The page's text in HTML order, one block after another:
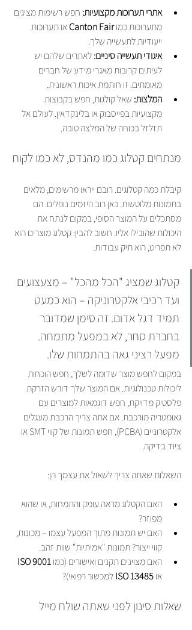
אתרי תערוכות מקצועיות: חפש רשימות מציגים
מתערוכות כמו Canton Fair או תערוכות
ייעודיות לתעשייה שלך.
איגודי תעשייה סיניים: לאתרים שלהם יש
לעיתים קרובות מאגרי מידע של חברים
מאומתים. זו חותמת איכות ראשונית.
המלצות: שאל קולגות, חפש בקבוצות
מקצועיות בפייסבוק או בלינקדאין. לעולם אל
תזלזל בכוחה של המלצה טובה.
מנתחים קטלוג כמו מהנדס, לא כמו לקוח
קיבלת כמה קטלוגים. רובם ייראו מרשימים, מלאים
בתמונות מלוטשות. כאן רוב היזמים נופלים. הם
מסתכלים על המוצר הסופי, במקום לנתח את
היכולות שהובילו אליו. חשוב להבין: קטלוג מוצרים הוא
לא תפריט, הוא תיק עבודות.
קטלוג שמציג "הכל מהכל" – מצעצועים
ועד רכיבי אלקטרוניקה – הוא כמעט
תמיד דגל אדום. זה סימן שמדובר
בחברת סחר, לא במפעל מתמחה.
מפעל רציני גאה בהתמחות שלו.
במקום לחפש מוצר שדומה לשלך, חפש הוכחות
ליכולות טכנולוגיות. אם המוצר שלך דורש הזרקת
פלסטיק מדויקת, חפש דוגמאות למוצרים עם
גאומטריה מורכבת. אם אתה צריך הרכבת מעגלים
אלקטרוניים (PCBA), חפש תמונות של קווי SMT או
ציוד בדיקה.
השאלות שאתה צריך לשאול את עצמך הן:
האם הקטלוג מראה עומק והתמחות, או שהוא
מפוזר?
האם יש תמונות מתוך המפעל עצמו – מכונות,
קווי ייצור? תמונות "אמיתיות" שוות זהב.
האם מצוינים תקנים ואישורים (כמו ISO 9001
או ISO 13485 למכשור רפואי)?
שאלות סינון לפני שאתה שולח מייל